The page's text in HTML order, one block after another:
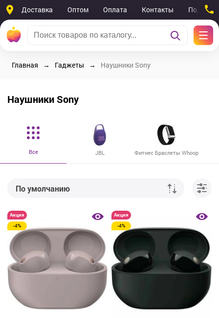
Доставка Оптом Оплата Контакты
Главная Гаджеты Наушники Sony
Наушники Sony
Все JBL Фитнес Браслеты Whoop
По умолчанию
От дешевых к дорогим
От дорогих к дешевым
По названию
Акция
-4%
Акция
-4%